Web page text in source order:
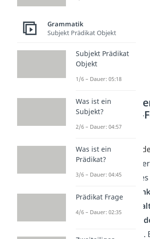
Bildung mit
Konjunktiv II-
Verbs
Normalerweise
Konjunktiv II
Infinitiv,doch
eineeigene
(z.
Grammatik
Subjekt Prädikat Objekt
Subjekt Prädikat
Objekt
1/6 – Dauer: 05:18
Was ist ein
Subjekt?
2/6 – Dauer: 04:57
Was ist ein
Prädikat?
3/6 – Dauer: 04:45
Prädikat Frage
4/6 – Dauer: 02:35